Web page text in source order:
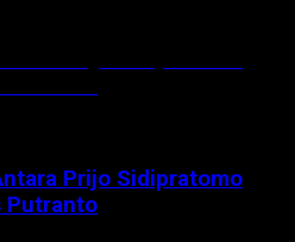
Prijo Sidipratomo
Putranto